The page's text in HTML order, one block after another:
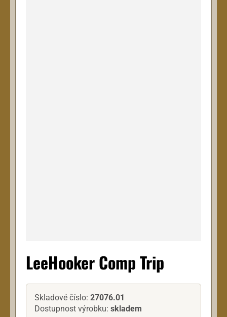
LeeHooker Comp Trip
Skladové číslo: 27076.01
Dostupnost výrobku: skladem